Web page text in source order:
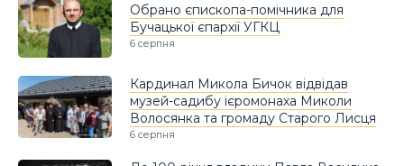
Обрано єпископа-помічника для
Бучацької єпархії УГКЦ
6 серпня
Кардинал Микола Бичок відвідав
музей-садибу ієромонаха Миколи
Волосянка та громаду Старого Лисця
6 серпня